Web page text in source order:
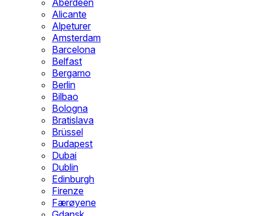
Aberdeen
Alicante
Alpeturer
Amsterdam
Barcelona
Belfast
Bergamo
Berlin
Bilbao
Bologna
Bratislava
Brüssel
Budapest
Dubai
Dublin
Edinburgh
Firenze
Færøyene